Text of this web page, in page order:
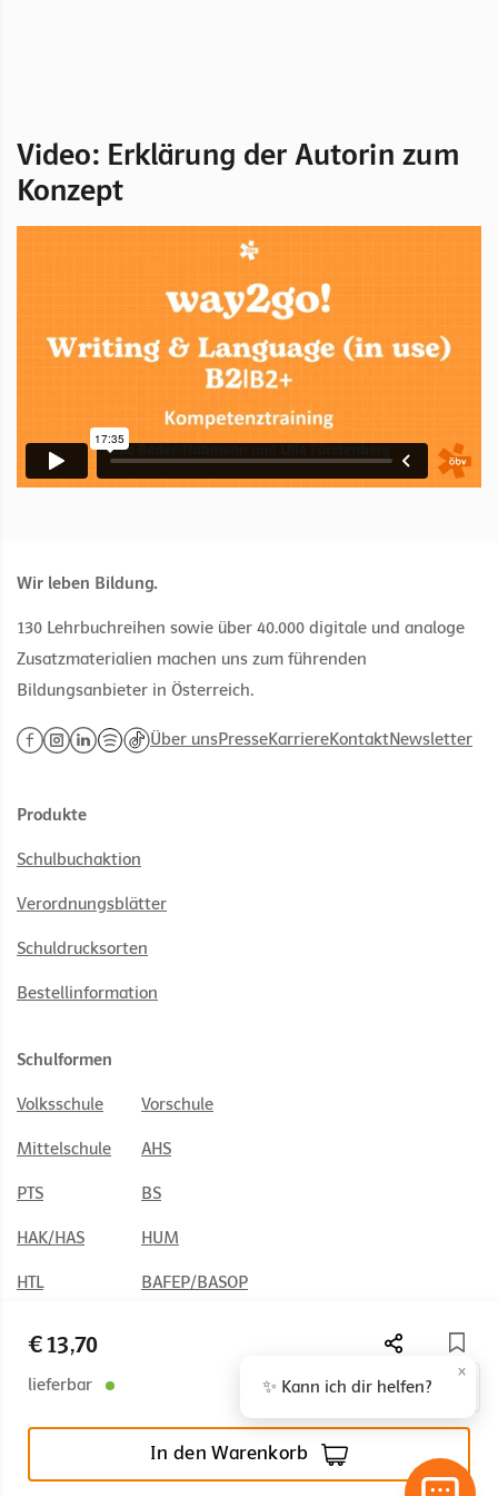
€ 13,70
lieferbar
In den Warenkorb
Video: Erklärung der Autorin zum
Konzept
Wir leben Bildung.
130 Lehrbuchreihen sowie über 40.000 digitale und analoge
Zusatzmaterialien machen uns zum führenden
Bildungsanbieter in Österreich.
Über unsPresseKarriereKontaktNewsletter
Produkte
Schulbuchaktion
Verordnungsblätter
Schuldrucksorten
Bestellinformation
Schulformen
Volksschule Vorschule
Mittelschule AHS
PTS BS
HAK/HAS HUM
HTL BAFEP/BASOP
© 2026 Österreichischer Bundesverlag Schulbuch GmbH & Co. KG,
Impressum AGB
Nutzungsbedingungen
✨ Kann ich dir helfen?
×